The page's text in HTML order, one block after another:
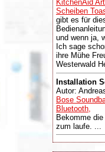
KitchenAid
Scheiben
gibt es für
und wenn ja,
Ich sage
ihre Mühe
Westerwald
Installation
Autor:
Bose
Bluetooth,
Bekomme
zum laufe. ...